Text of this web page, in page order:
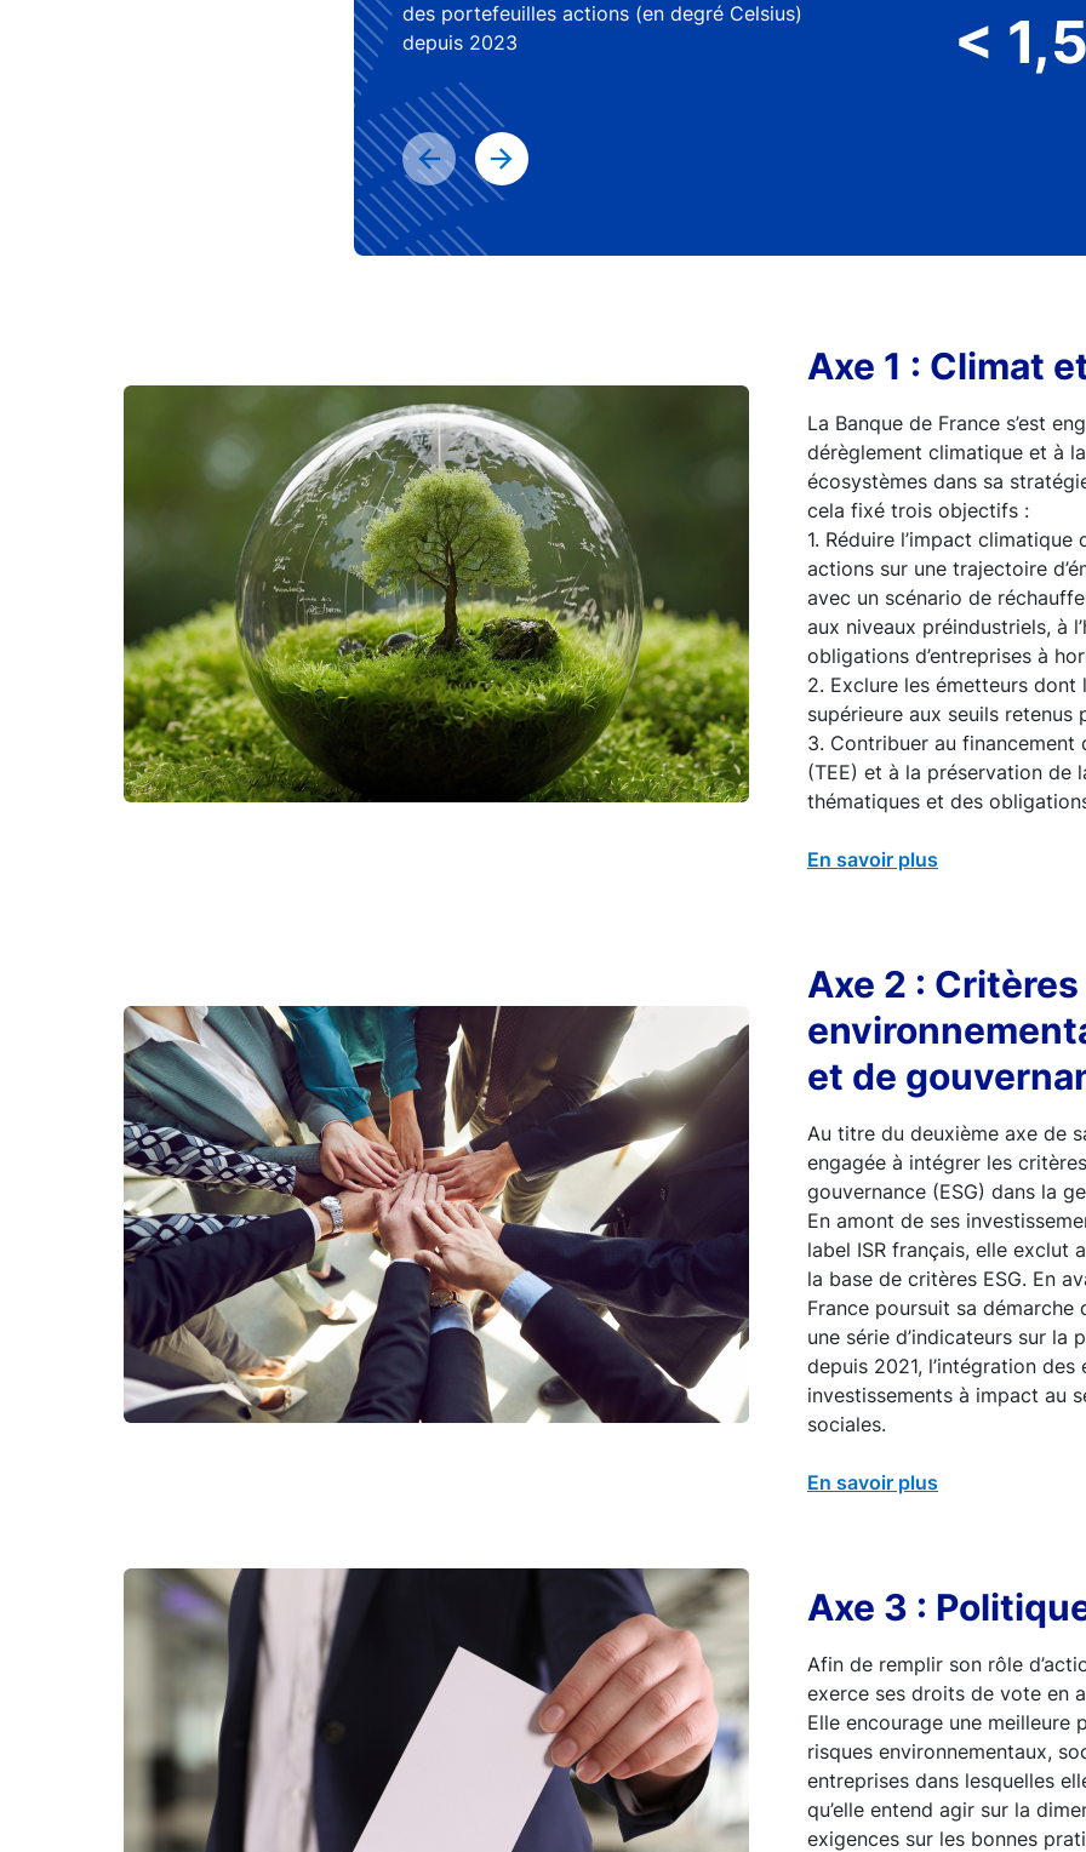
< 1,5
des portefeuilles actions (en degré Celsius)
depuis 2023
Axe 1 : Climat
La Banque de France s’est
dérèglement climatique et à
écosystèmes dans sa
cela fixé trois objectifs :
1. Réduire l’impact
actions sur une trajectoire
avec un scénario de
aux niveaux préindustriels, à
obligations d’entreprises à
2. Exclure les émetteurs dont
supérieure aux seuils
3. Contribuer au
(TEE) et à la préservation de
thématiques et des
En savoir plus
Axe 2 : Critères
et de
Au titre du deuxième axe de
engagée à intégrer les
gouvernance (ESG) dans la
En amont de ses
label ISR français, elle exclut
la base de critères ESG. En
France poursuit sa démarche
une série d’indicateurs sur la
depuis 2021, l’intégration
investissements à impact au
sociales.
En savoir plus
Axe 3 :
Afin de remplir son rôle
exerce ses droits de vote en
Elle encourage une meilleure
risques environnementaux,
entreprises dans lesquelles
qu’elle entend agir sur la
exigences sur les bonnes